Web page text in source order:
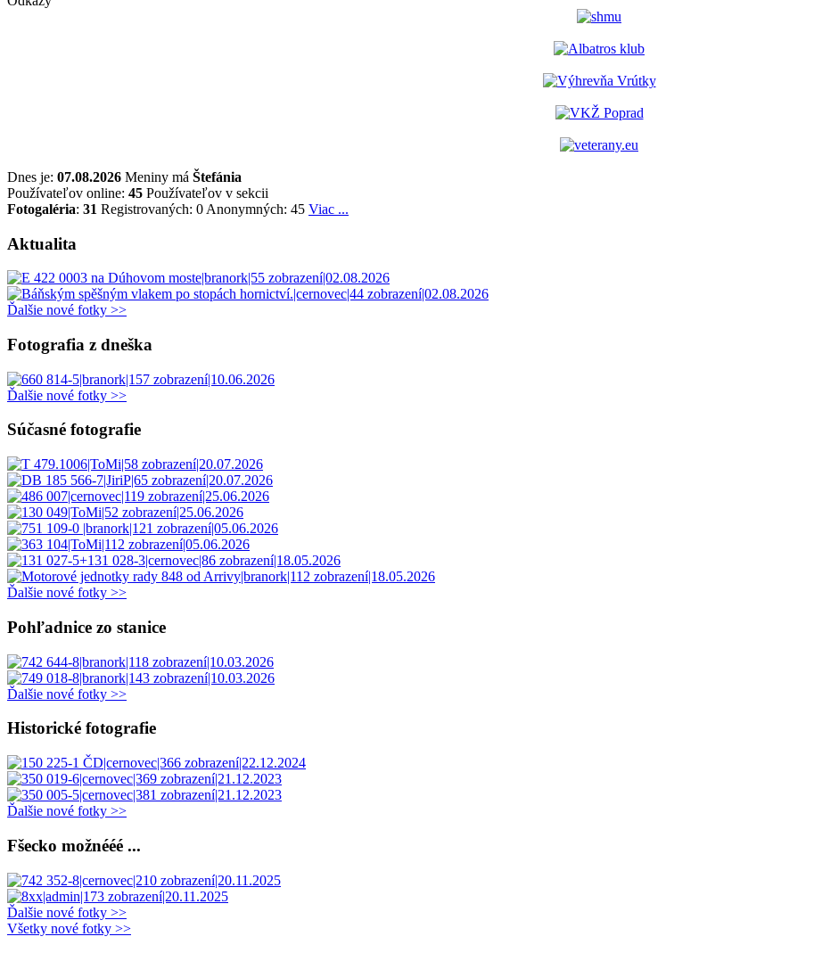
Dnes je: 07.08.2026 Meniny má Štefánia
Používateľov online: 45 Používateľov v sekcii
Fotogaléria: 31 Registrovaných: 0 Anonymných: 45 Viac ...
Aktualita
Ďalšie nové fotky >>
Fotografia z dneška
Ďalšie nové fotky >>
Súčasné fotografie
Ďalšie nové fotky >>
Pohľadnice zo stanice
Ďalšie nové fotky >>
Historické fotografie
Ďalšie nové fotky >>
Fšecko možnééé ...
Ďalšie nové fotky >>
Všetky nové fotky >>